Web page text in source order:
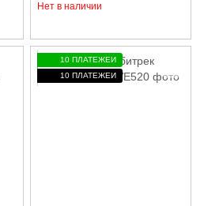
Нет в наличии
10 ПЛАТЕЖЕЙ
10 ПЛАТЕЖЕЙ